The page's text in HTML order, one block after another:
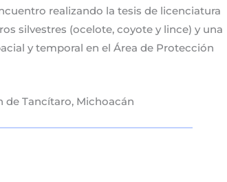
realizando la tesis de licenciatura
silvestres (ocelote, coyote y lince) y una
y temporal en el Área de Protección
Tancítaro, Michoacán